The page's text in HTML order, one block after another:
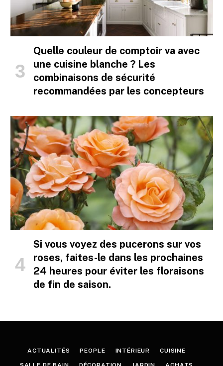
Quelle couleur de comptoir va avec
une cuisine blanche ? Les
combinaisons de sécurité
recommandées par les concepteurs
Si vous voyez des pucerons sur vos
roses, faites-le dans les prochaines
24 heures pour éviter les floraisons
de fin de saison.
ACTUALITÉS PEOPLE INTÉRIEUR CUISINE